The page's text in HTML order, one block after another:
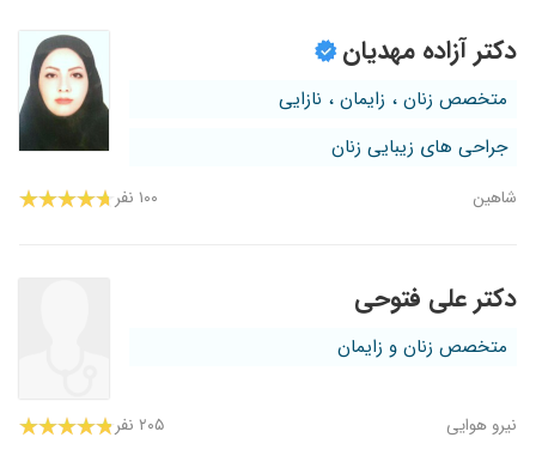
دکتر آزاده مهدیان
متخصص زنان ، زایمان ، نازایی
جراحی های زیبایی زنان
شاهین ۱۰۰ نفر
دکتر علی فتوحی
متخصص زنان و زایمان
نیرو هوایی ۲۰۵ نفر